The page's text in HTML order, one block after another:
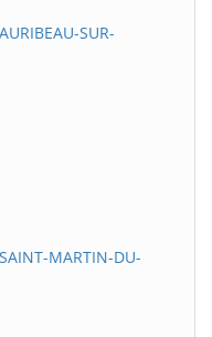
SUR-
MARTIN-DU-